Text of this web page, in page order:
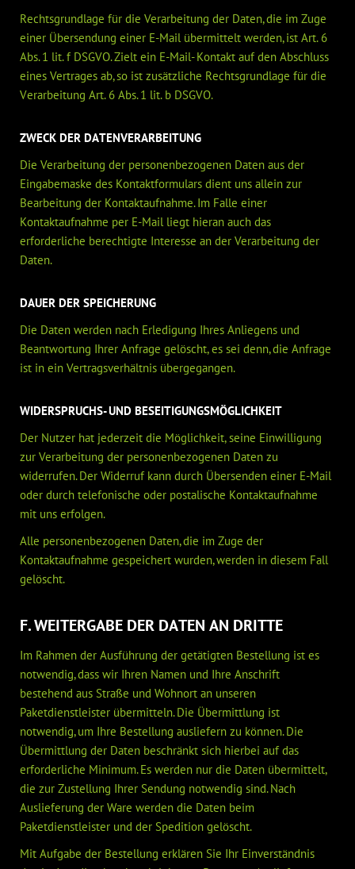
Rechtsgrundlage für die Verarbeitung der Daten, die im Zuge
einer Übersendung einer E-Mail übermittelt werden, ist Art. 6
Abs. 1 lit. f DSGVO. Zielt ein E-Mail- Kontakt auf den Abschluss
eines Vertrages ab, so ist zusätzliche Rechtsgrundlage für die
Verarbeitung Art. 6 Abs. 1 lit. b DSGVO.
ZWECK DER DATENVERARBEITUNG
Die Verarbeitung der personenbezogenen Daten aus der
Eingabemaske des Kontaktformulars dient uns allein zur
Bearbeitung der Kontaktaufnahme. Im Falle einer
Kontaktaufnahme per E-Mail liegt hieran auch das
erforderliche berechtigte Interesse an der Verarbeitung der
Daten.
DAUER DER SPEICHERUNG
Die Daten werden nach Erledigung Ihres Anliegens und
Beantwortung Ihrer Anfrage gelöscht, es sei denn, die Anfrage
ist in ein Vertragsverhältnis übergegangen.
WIDERSPRUCHS- UND BESEITIGUNGSMÖGLICHKEIT
Der Nutzer hat jederzeit die Möglichkeit, seine Einwilligung
zur Verarbeitung der personenbezogenen Daten zu
widerrufen. Der Widerruf kann durch Übersenden einer E-Mail
oder durch telefonische oder postalische Kontaktaufnahme
mit uns erfolgen.
Alle personenbezogenen Daten, die im Zuge der
Kontaktaufnahme gespeichert wurden, werden in diesem Fall
gelöscht.
F. WEITERGABE DER DATEN AN DRITTE
Im Rahmen der Ausführung der getätigten Bestellung ist es
notwendig, dass wir Ihren Namen und Ihre Anschrift
bestehend aus Straße und Wohnort an unseren
Paketdienstleister übermitteln. Die Übermittlung ist
notwendig, um Ihre Bestellung ausliefern zu können. Die
Übermittlung der Daten beschränkt sich hierbei auf das
erforderliche Minimum. Es werden nur die Daten übermittelt,
die zur Zustellung Ihrer Sendung notwendig sind. Nach
Auslieferung der Ware werden die Daten beim
Paketdienstleister und der Spedition gelöscht.
Mit Aufgabe der Bestellung erklären Sie Ihr Einverständnis